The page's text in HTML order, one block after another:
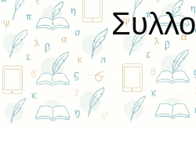
Home Μορφές